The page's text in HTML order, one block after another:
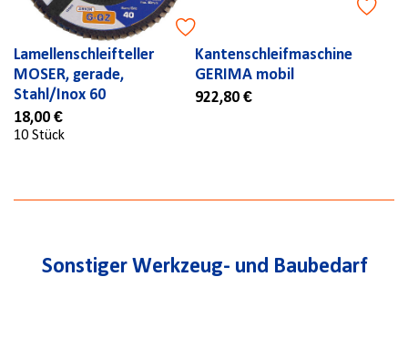
Lamellenschleifteller
MOSER, gerade,
Stahl/Inox 60
18,00 €
10 Stück
Kantenschleifmaschine
GERIMA mobil
922,80 €
Sonstiger Werkzeug- und Baubedarf